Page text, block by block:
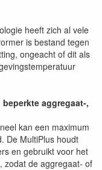
heeft zich al vele
is bestand tegen
ongeacht of dit als
aggregaat-,
kan een maximum
De MultiPlus houdt
en gebruikt voor het
zodat de aggregaat- of